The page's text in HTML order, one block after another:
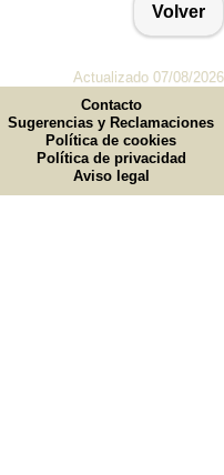
Volver
Actualizado 07/08/2026
Contacto
Sugerencias y Reclamaciones
Política de cookies
Política de privacidad
Aviso legal